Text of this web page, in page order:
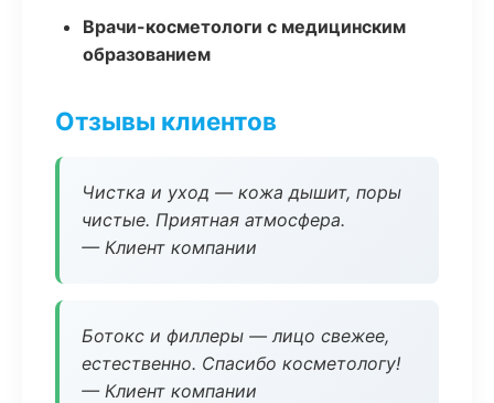
Врачи-косметологи с медицинским
образованием
Отзывы клиентов
Чистка и уход — кожа дышит, поры
чистые. Приятная атмосфера.
— Клиент компании
Ботокс и филлеры — лицо свежее,
естественно. Спасибо косметологу!
— Клиент компании